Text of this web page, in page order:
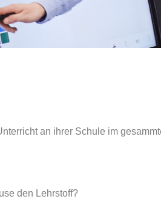
an ihrer Schule im
den Lehrstoff?